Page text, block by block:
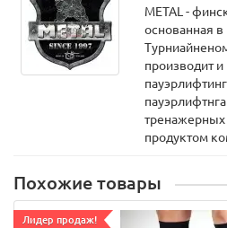
METAL -
основанная
производит
продуктом
Похожие товары
Лидер продаж!